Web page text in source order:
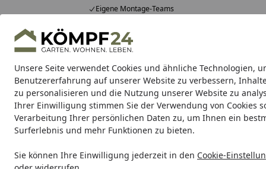
Unsere Seite verwendet Cookies und ähnliche Technologien,
Benutzererfahrung auf unserer Website zu verbessern,
zu personalisieren und die Nutzung unserer Website zu
Ihrer Einwilligung stimmen Sie der Verwendung von Cookies
Verarbeitung Ihrer persönlichen Daten zu, um Ihnen ein
Surferlebnis und mehr Funktionen zu bieten.
Sie können Ihre Einwilligung jederzeit in den Cookie-
Eigene Montage-Teams
Hotline0 71 588 01 81
Mo-Fr. 8-16 Uhr 25.957 Bewertungen
Alle Produkte
Alle ProdukteHighlights Tipps & Tricks
Makita Akku Werkzeuge Messgeräte & Laser
Startseite